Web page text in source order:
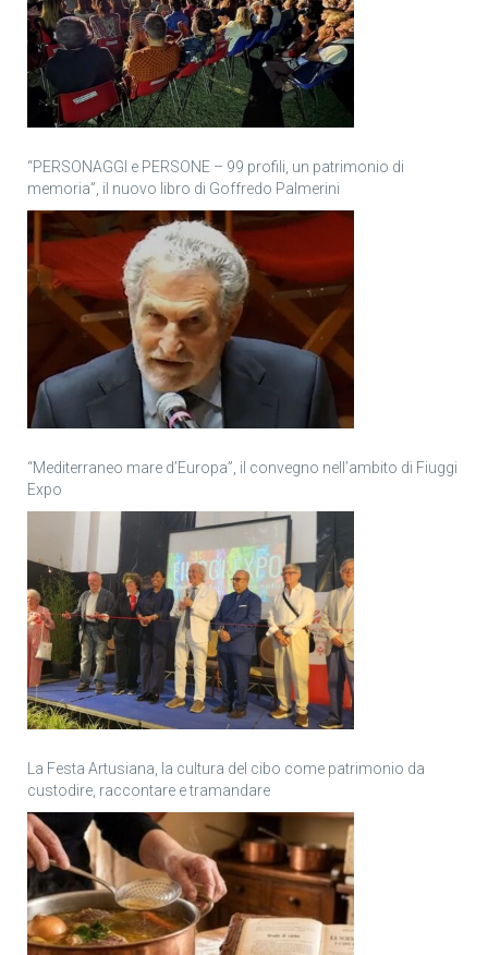
“PERSONAGGI e PERSONE – 99 profili, un patrimonio di
memoria”, il nuovo libro di Goffredo Palmerini
“Mediterraneo mare d’Europa”, il convegno nell’ambito di Fiuggi
Expo
La Festa Artusiana, la cultura del cibo come patrimonio da
custodire, raccontare e tramandare